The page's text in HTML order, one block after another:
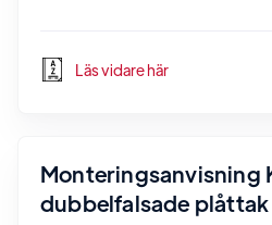
Läs vidare här
Monteringsanvisning
dubbelfalsade plåttak